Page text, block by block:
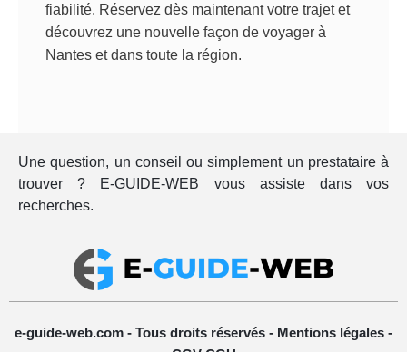
fiabilité. Réservez dès maintenant votre trajet et
découvrez une nouvelle façon de voyager à
Nantes et dans toute la région.
Une question, un conseil ou simplement un prestataire à
trouver ? E-GUIDE-WEB vous assiste dans vos
recherches.
e-guide-web.com - Tous droits réservés - Mentions légales -